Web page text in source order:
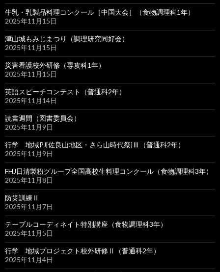
牛乳・乳製品料理コンクール［中国大会］（食物調理科1年）
2025年11月15日
津山城もみじまつり（調理研究同好会）
2025年11月15日
災害看護校外研修（専攻科1年）
2025年11月15日
英語スピーチコンテスト（普通科2年）
2025年11月14日
読書週間（図書委員会）
2025年11月9日
行学 地域PJ[佐良山地区・さら山時代祭]Ⅲ（普通科2年）
2025年11月9日
FHJ日清製粉グループ全国高校生料理コンクール（食物調理科3年）
2025年11月8日
防災訓練Ⅱ
2025年11月7日
テーブルコーディネイト特別講座（食物調理科3年）
2025年11月5日
行学 地域プロジェクト校外研修Ⅱ（普通科2年）
2025年11月4日